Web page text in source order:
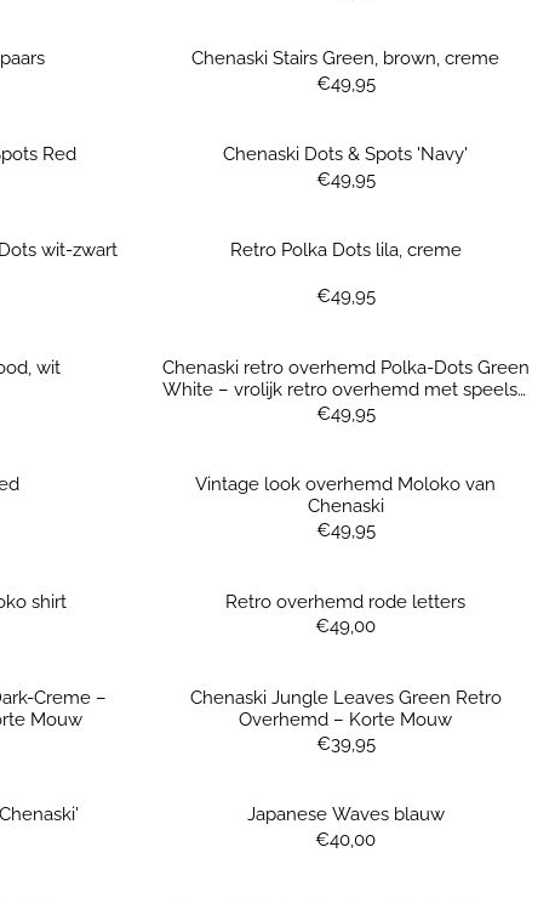
Chenaski Stairs Green, brown, creme
Prijs: 49,95
€49,95
Red
Chenaski Dots & Spots 'Navy'
Prijs: 49,95
€49,95
wit-zwart Retro Polka Dots lila, creme
Prijs: 49,95
€49,95
wit
Chenaski retro overhemd Polka-Dots Green
White – vrolijk retro overhemd met speelse
stippenPrijs: 49,95
€49,95
Vintage look overhemd Moloko van
Chenaski
Prijs: 49,95
€49,95
shirt
Retro overhemd rode letters
Prijs: 49,00
€49,00
Creme –
Mouw
Chenaski Jungle Leaves Green Retro
Overhemd – Korte Mouw
Prijs: 39,95
€39,95
Japanese Waves blauw
Prijs: 40,00
€40,00